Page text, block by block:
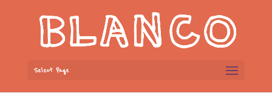
Select Page